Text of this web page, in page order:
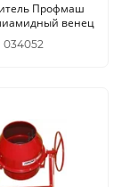
Профмаш
венец
034052